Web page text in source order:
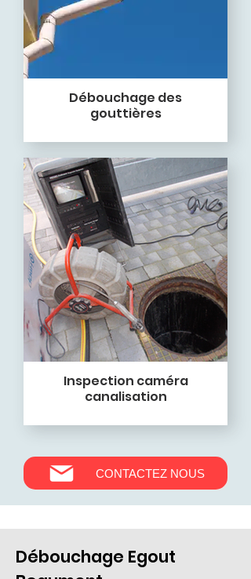
Débouchage des
gouttières
Inspection caméra
canalisation
CONTACTEZ NOUS
Débouchage Egout